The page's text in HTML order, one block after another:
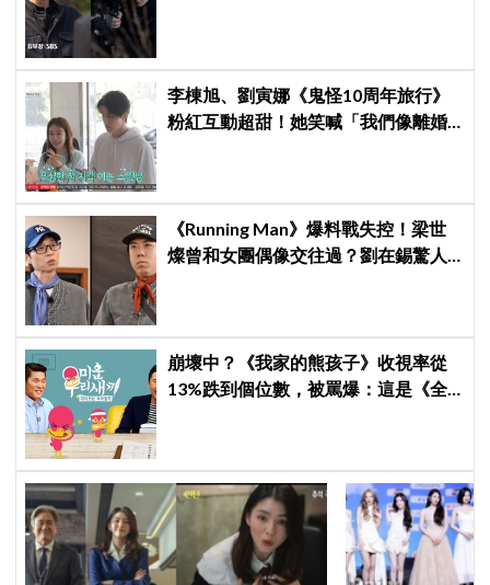
李棟旭、劉寅娜《鬼怪10周年旅行》
粉紅互動超甜！她笑喊「我們像離婚
《Running Man》爆料戰失控！梁世
燦曾和女團偶像交往過？劉在錫驚人
崩壞中？《我家的熊孩子》收視率從
13%跌到個位數，被罵爆：這是《全